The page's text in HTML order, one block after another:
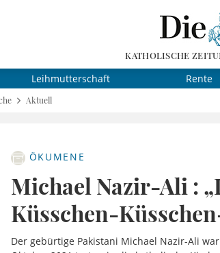
KATHOLISCHE
Leihmutterschaft Rente
Aktuell
ÖKUMENE
Michael Nazir-Ali :
Küsschen-
Der gebürtige Pakistani Michael Nazir-Ali